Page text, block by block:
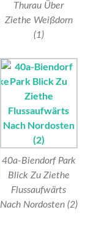
Thurau Über
Ziethe Weißdorn
(1)
40a-Biendorf Park
Blick Zu Ziethe
Flussaufwärts
Nach Nordosten (2)